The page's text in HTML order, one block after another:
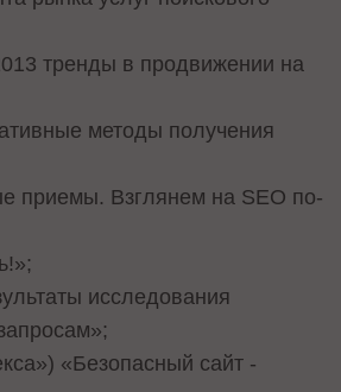
тренды в продвижении на
методы получения
приемы. Взглянем на SEO по-
исследования
«Безопасный сайт -